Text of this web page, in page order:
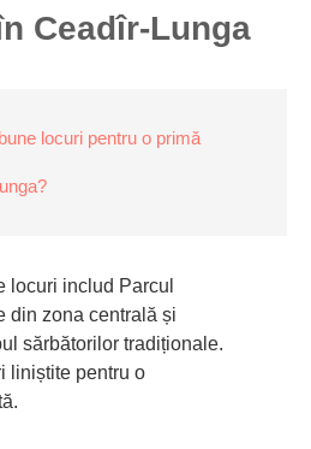
Ceadîr-Lunga
locuri pentru o primă
locuri includ Parcul
din zona centrală și
sărbătorilor tradiționale.
liniștite pentru o